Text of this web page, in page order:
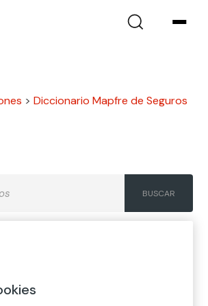
>Diccionario Mapfre de Seguros
K